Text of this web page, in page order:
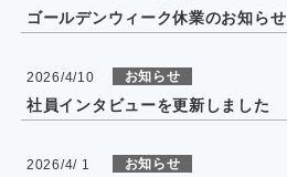
ゴールデンウィーク休業のお知らせ
2026/4/10 お知らせ
社員インタビューを更新しました
2026/4/ 1 お知らせ